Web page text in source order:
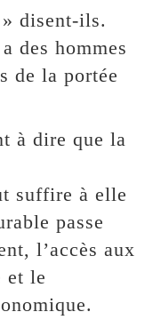
disent-ils.
des hommes
de la portée
à dire que la
suffire à elle
passe
l’accès aux
et le